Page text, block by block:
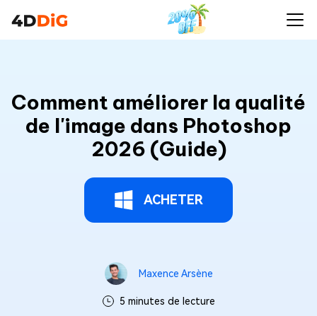
Comment améliorer la qualité
de l'image dans Photoshop
2026 (Guide)
ACHETER
Maxence Arsène
5 minutes de lecture